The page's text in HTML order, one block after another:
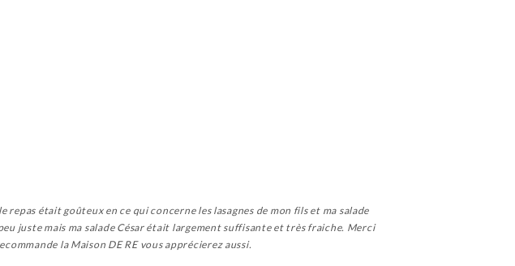
était goûteux en ce qui concerne les lasagnes de mon fils et ma salade
juste mais ma salade César était largement suffisante et très fraiche. Merci
la Maison DE RE vous apprécierez aussi.